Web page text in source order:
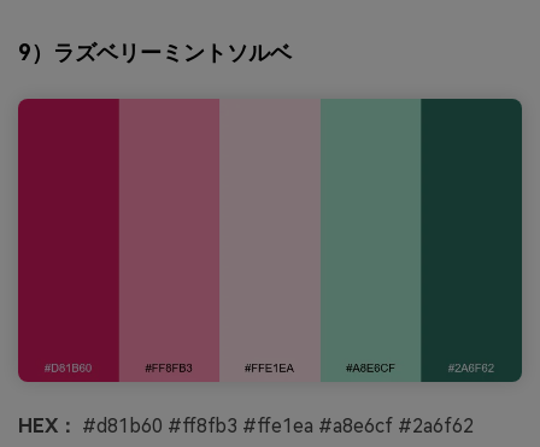
9）ラズベリーミントソルベ
HEX： #d81b60 #ff8fb3 #ffe1ea #a8e6cf #2a6f62